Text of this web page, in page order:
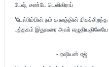
டேஷ், சண்டே டெலிகிராப்
'டேல்ரிம்பின் நம் காலத்தின்
புத்தகம் இதுவரை அவர்
- ஏஷியன் ஏஜ்